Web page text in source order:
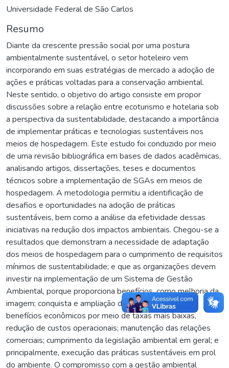
Universidade Federal de São Carlos
Resumo
Diante da crescente pressão social por uma postura
ambientalmente sustentável, o setor hoteleiro vem
incorporando em suas estratégias de mercado a adoção de
ações e práticas voltadas para a conservação ambiental.
Neste sentido, o objetivo do artigo consiste em propor
discussões sobre a relação entre ecoturismo e hotelaria sob
a perspectiva da sustentabilidade, destacando a importância
de implementar práticas e tecnologias sustentáveis nos
meios de hospedagem. Este estudo foi conduzido por meio
de uma revisão bibliográfica em bases de dados acadêmicas,
analisando artigos, dissertações, teses e documentos
técnicos sobre a implementação de SGAs em meios de
hospedagem. A metodologia permitiu a identificação de
desafios e oportunidades na adoção de práticas
sustentáveis, bem como a análise da efetividade dessas
iniciativas na redução dos impactos ambientais. Chegou-se a
resultados que demonstram a necessidade de adaptação
dos meios de hospedagem para o cumprimento de requisitos
mínimos de sustentabilidade; e que as organizações devem
investir na implementação de um Sistema de Gestão
Ambiental, porque proporciona benefícios, como melhoria da
imagem; conquista e ampliação de mercados; acesso à
benefícios econômicos por meio de taxas mais baixas,
redução de custos operacionais; manutenção das relações
comerciais; cumprimento da legislação ambiental em geral; e
principalmente, execução das práticas sustentáveis em prol
do ambiente. O compromisso com a gestão ambiental